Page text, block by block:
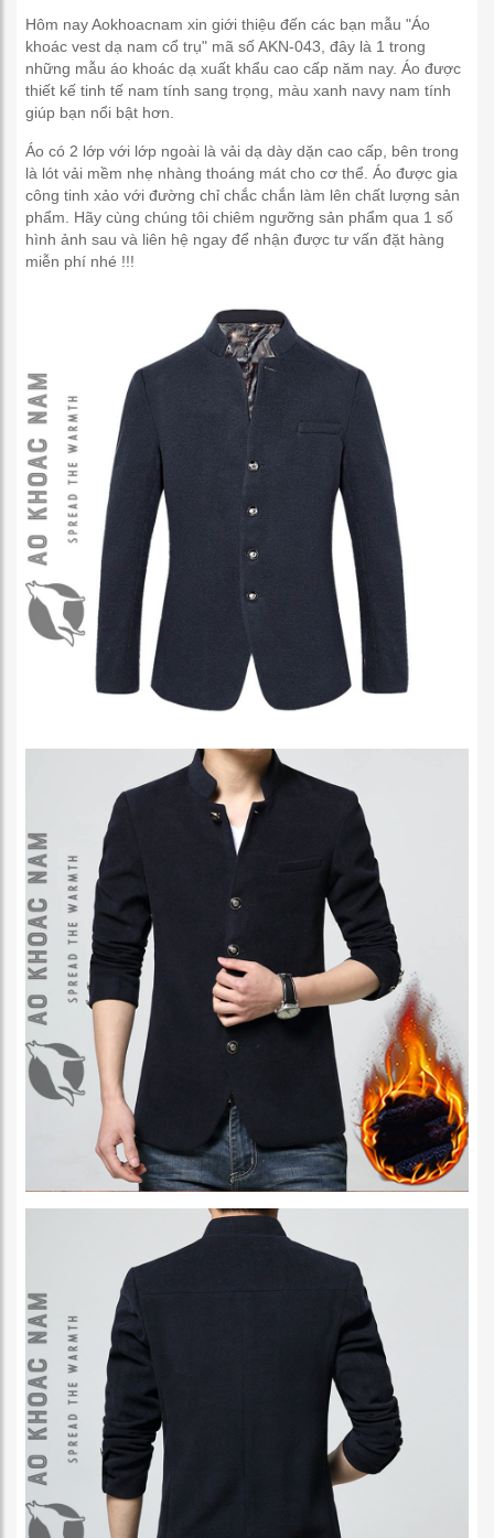
Hôm nay Aokhoacnam xin giới thiệu đến các bạn mẫu "Áo
khoác vest dạ nam cổ trụ" mã số AKN-043, đây là 1 trong
những mẫu áo khoác dạ xuất khẩu cao cấp năm nay. Áo được
thiết kế tinh tế nam tính sang trọng, màu xanh navy nam tính
giúp bạn nổi bật hơn.
Áo có 2 lớp với lớp ngoài là vải dạ dày dặn cao cấp, bên trong
là lót vải mềm nhẹ nhàng thoáng mát cho cơ thể. Áo được gia
công tinh xảo với đường chỉ chắc chắn làm lên chất lượng sản
phẩm. Hãy cùng chúng tôi chiêm ngưỡng sản phẩm qua 1 số
hình ảnh sau và liên hệ ngay để nhận được tư vấn đặt hàng
miễn phí nhé !!!